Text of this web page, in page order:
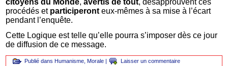
procédés et participeronteux-mêmes à sa mise à l’écart
pendant l’enquête.
Cette Logique est telle qu’elle pourra s’imposer dès ce jour
de diffusion de ce message.
Publié dans Humanisme Morale | Laisser un commentaire